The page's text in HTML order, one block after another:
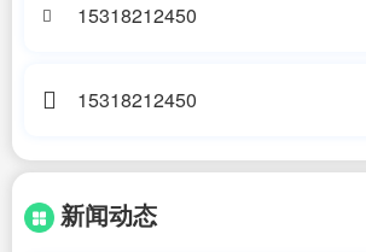
15318212450
15318212450
新闻动态